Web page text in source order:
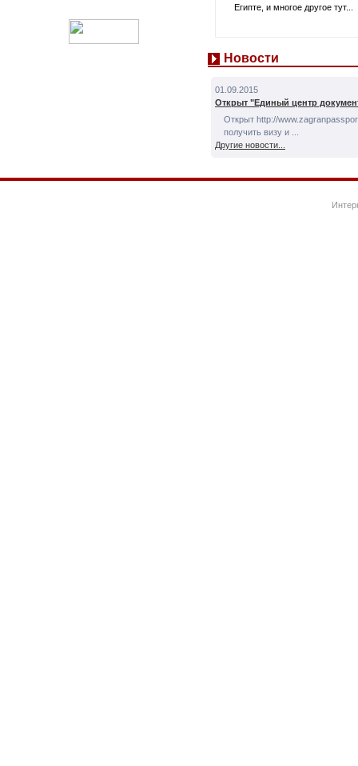
Египте, и многое другое тут...
Новости
01.09.2015
Открыт "Единый центр
Открыт http://
получить визу и ...
Другие новости...